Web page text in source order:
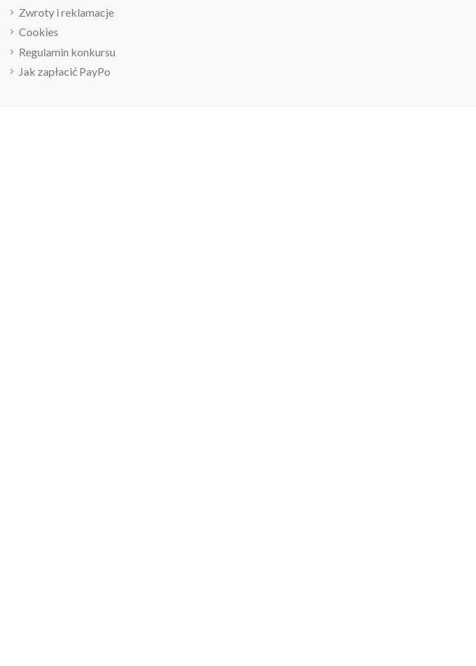
Zwroty i reklamacje
Cookies
Regulamin konkursu
Jak zapłacić PayPo